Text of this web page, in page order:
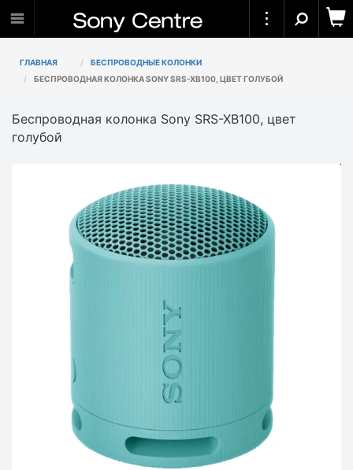
ГЛАВНАЯ
БЕСПРОВОДНЫЕ КОЛОНКИ
БЕСПРОВОДНАЯ КОЛОНКА SONY SRS-XB100, ЦВЕТ ГОЛУБОЙ
Беспроводная колонка Sony SRS-XB100, цвет
голубой